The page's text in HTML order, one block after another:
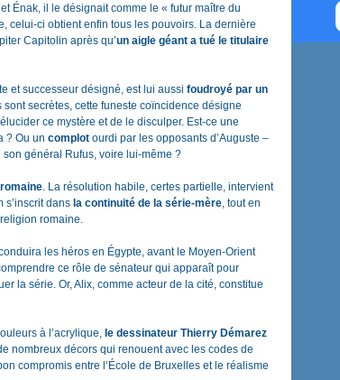
Énak, il le désignait comme le « futur maître du
celui-ci obtient enfin tous les pouvoirs. La dernière
Capitolin après qu’un aigle géant a tué le titulaire
et successeur désigné, est lui aussi foudroyé par un
secrètes, cette funeste coïncidence désigne
ce mystère et de le disculper. Est-ce une
? Ou un complot ourdi par les opposants d’Auguste –
général Rufus, voire lui-même ?
. La résolution habile, certes partielle, intervient
s’inscrit dans la continuité de la série-mère, tout en
romaine.
les héros en Égypte, avant le Moyen-Orient
ce rôle de sénateur qui apparaît pour
la série. Or, Alix, comme acteur de la cité, constitue
à l’acrylique, le dessinateur Thierry Démarez
nombreux décors qui renouent avec les codes de
compromis entre l’École de Bruxelles et le réalisme